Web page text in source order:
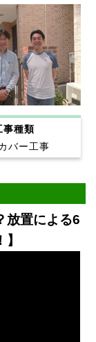
事種類
バー工事
放置による6